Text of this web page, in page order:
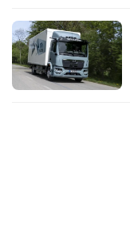
资
讯